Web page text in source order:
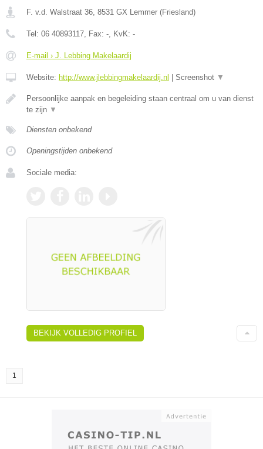
F. v.d. Walstraat 36 8531 GX Lemmer (Friesland)
Tel: 06 40893117 , Fax: - , KvK: -
E-mail › J. Lebbing Makelaardij
Website: http://www.jlebbingmakelaardij.nl Screenshot ▼
Persoonlijke aanpak en begeleiding staan centraal om u van dienst
te zijn ▼
Diensten onbekend
Openingstijden onbekend
Sociale media:
BEKIJK VOLLEDIG PROFIEL
1